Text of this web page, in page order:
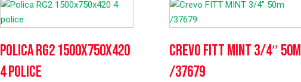
Polica RG2 1500x750x420
4 police
Crevo FITT MINT 3/4″ 50m
/37679